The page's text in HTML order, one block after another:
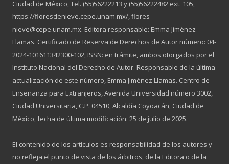
Ciudad de México, Tel. (55)56222213 y (55)56222482 ext. 105,
https://floresdenieve.cepe.unam.mx/, flores-
nieve@cepe.unam.mx. Editora responsable: Emma Jiménez
Llamas. Certificado de Reserva de Derechos de Autor número: 04-
2024-101611342300-102, ISSN: en trámite, ambos otorgados por el
Instituto Nacional del Derecho de Autor. Responsable de la última
actualización de este número, Emma Jiménez Llamas. Centro de
Enseñanza para Extranjeros, Avenida Universidad número 3002,
Ciudad Universitaria, C.P. 04510, Alcaldía Coyoacán, Ciudad de
México, fecha de última modificación: 25 de julio de 2025.
El contenido de los artículos es responsabilidad de los autores y
no refleja el punto de vista de los árbitros, de la Editora o de la